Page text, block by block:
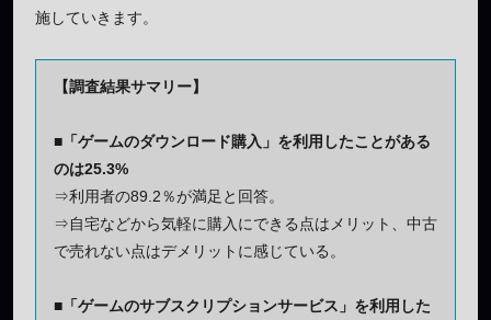
施していきます。
【調査結果サマリー】
■「ゲームのダウンロード購入」を利用したことがある
のは25.3%
⇒利用者の89.2％が満足と回答。
⇒自宅などから気軽に購入にできる点はメリット、中古
で売れない点はデメリットに感じている。
■「ゲームのサブスクリプションサービス」を利用した